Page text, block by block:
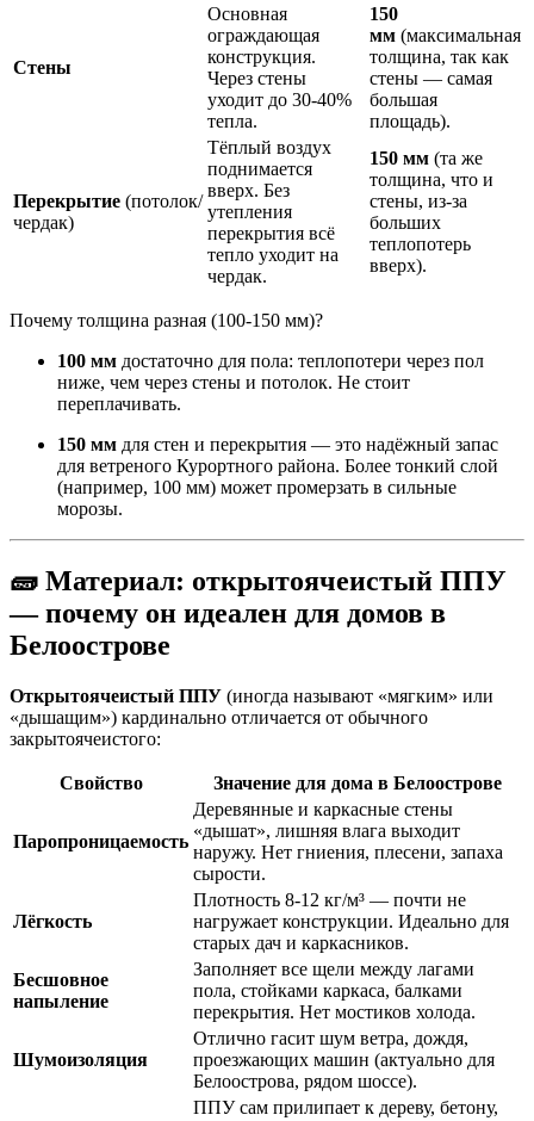
Стены
Основная
ограждающая
конструкция.
Через стены
уходит до 30-40%
тепла.
150
мм (максимальная
толщина, так как
стены — самая
большая
площадь).
Перекрытие (потолок/
чердак)
Тёплый воздух
поднимается
вверх. Без
утепления
перекрытия всё
тепло уходит на
чердак.
150 мм (та же
толщина, что и
стены, из-за
больших
теплопотерь
вверх).
Почему толщина разная (100-150 мм)?
100 мм достаточно для пола: теплопотери через пол
ниже, чем через стены и потолок. Не стоит
переплачивать.
150 мм для стен и перекрытия — это надёжный запас
для ветреного Курортного района. Более тонкий слой
(например, 100 мм) может промерзать в сильные
морозы.
🧱 Материал: открытоячеистый ППУ
— почему он идеален для домов в
Белоострове
Открытоячеистый ППУ (иногда называют «мягким» или
«дышащим») кардинально отличается от обычного
закрытоячеистого:
Свойство Значение для дома в Белоострове
Паропроницаемость
Деревянные и каркасные стены
«дышат», лишняя влага выходит
наружу. Нет гниения, плесени, запаха
сырости.
Лёгкость
Плотность 8-12 кг/м³ — почти не
нагружает конструкции. Идеально для
старых дач и каркасников.
Бесшовное
напыление
Заполняет все щели между лагами
пола, стойками каркаса, балками
перекрытия. Нет мостиков холода.
Шумоизоляция
Отлично гасит шум ветра, дождя,
проезжающих машин (актуально для
Белоострова, рядом шоссе).
ППУ сам прилипает к дереву, бетону,